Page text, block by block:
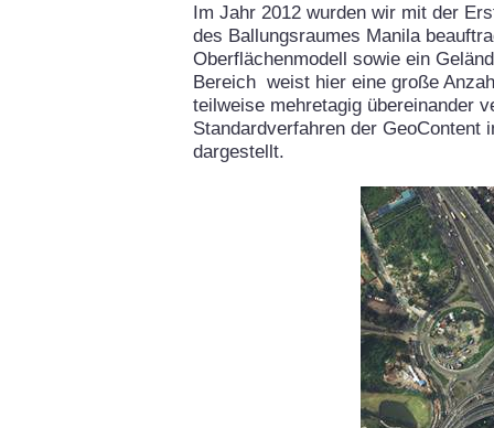
Im Jahr 2012 wurden wir mit der
des Ballungsraumes Manila
Oberflächenmodell sowie ein
Bereich weist hier eine große
teilweise mehretagig übereinander
Standardverfahren der GeoContent
dargestellt.